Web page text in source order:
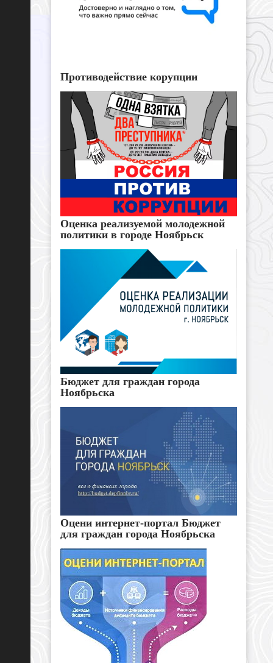
Противодействие корупции
Оценка реализуемой молодежной
политики в городе Ноябрьск
Бюджет для граждан города
Ноябрьска
Оцени интернет-портал Бюджет
для граждан города Ноябрьска